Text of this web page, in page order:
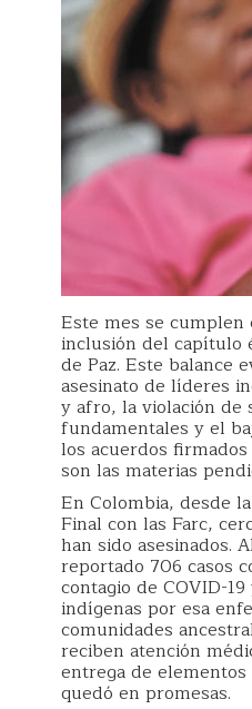
Este mes se cumplen
inclusión del capítulo
de Paz. Este balance
asesinato de líderes
y afro, la violación de
fundamentales y el
los acuerdos
son las materias
En Colombia, desde
Final con las Farc,
han sido asesinados.
reportado 706 casos
contagio de COVID-
indígenas por esa
comunidades
reciben atención
entrega de
quedó en promesas.